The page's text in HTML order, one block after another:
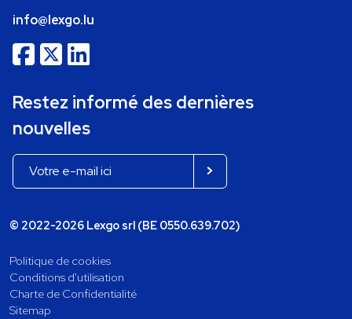
info@lexgo.lu
Restez informé des dernières
nouvelles
© 2022-2026 Lexgo srl (BE 0550.639.702)
Politique de cookies
Conditions d'utilisation
Charte de Confidentialité
Sitemap